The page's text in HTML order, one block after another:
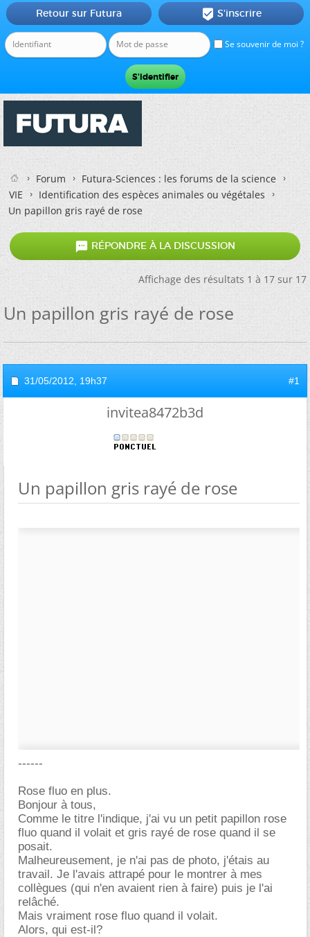
Se souvenir de moi ?
Retour sur Futura  S'inscrire
Forum
Futura-Sciences : les forums de la science
VIE
Identification des espèces animales ou végétales
Un papillon gris rayé de rose
 RÉPONDRE À LA DISCUSSION
Affichage des résultats 1 à 17 sur 17
Un papillon gris rayé de rose
31/05/2012, 19h37 #1
invitea8472b3d
Un papillon gris rayé de rose
------
Rose fluo en plus.
Bonjour à tous,
Comme le titre l'indique, j'ai vu un petit papillon rose
fluo quand il volait et gris rayé de rose quand il se
posait.
Malheureusement, je n'ai pas de photo, j'étais au
travail. Je l'avais attrapé pour le montrer à mes
collègues (qui n'en avaient rien à faire) puis je l'ai
relâché.
Mais vraiment rose fluo quand il volait.
Alors, qui est-il?